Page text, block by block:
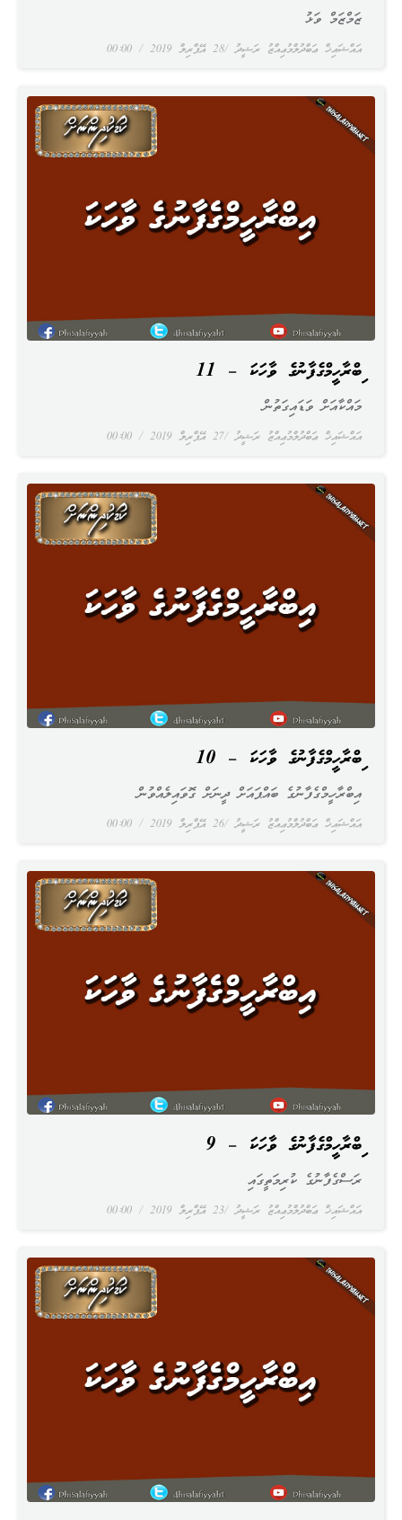
އައްޝައިޚް ޢަބްދުލްމުޢިއްޒު ރަޝީދު 28 އޭޕްރިލް 2019
ޒަމްޒަމް ވަޅު
އިބްރާހީމްގެފާނުގެ ވާހަކަ – 11
އައްޝައިޚް ޢަބްދުލްމުޢިއްޒު ރަޝީދު 27 އޭޕްރިލް 2019
މައްކާއަށް ވަޑައިގަތުން
އިބްރާހީމްގެފާނުގެ ވާހަކަ – 10
އައްޝައިޚް ޢަބްދުލްމުޢިއްޒު ރަޝީދު 26 އޭޕްރިލް 2019
އިބްރާހީމްގެފާނުގެ ބައްޕައަށް ދީނަށް ގޮވައިލެއްވުން
އިބްރާހީމްގެފާނުގެ ވާހަކަ – 9
އައްޝައިޚް ޢަބްދުލްމުޢިއްޒު ރަޝީދު 23 އޭޕްރިލް 2019
ރަސްގެފާނުގެ ކުރިމަތީގައި